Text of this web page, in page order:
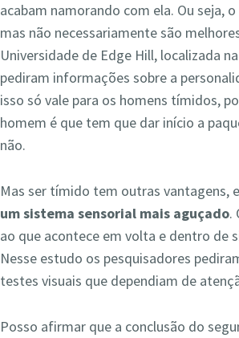
acabam namorando com ela. Ou
mas não necessariamente são
Universidade de Edge Hill, localizada
pediram informações sobre a
isso só vale para os homens tímidos,
homem é que tem que dar início a
não.
Mas ser tímido tem outras vantagens,
um sistema sensorial mais aguçado.
ao que acontece em volta e dentro de
Nesse estudo os pesquisadores
testes visuais que dependiam de
Posso afirmar que a conclusão do